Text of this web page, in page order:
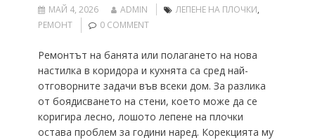
МАЙ 4, 2026 ADMIN ЛЕПЕНЕ НА ПЛОЧКИ,
РЕМОНТ
0 COMMENT
Ремонтът на банята или полагането на нова
настилка в коридора и кухнята са сред най-
отговорните задачи във всеки дом. За разлика
от боядисването на стени, което може да се
коригира лесно, лошото лепене на плочки
остава проблем за години наред. Корекцията му